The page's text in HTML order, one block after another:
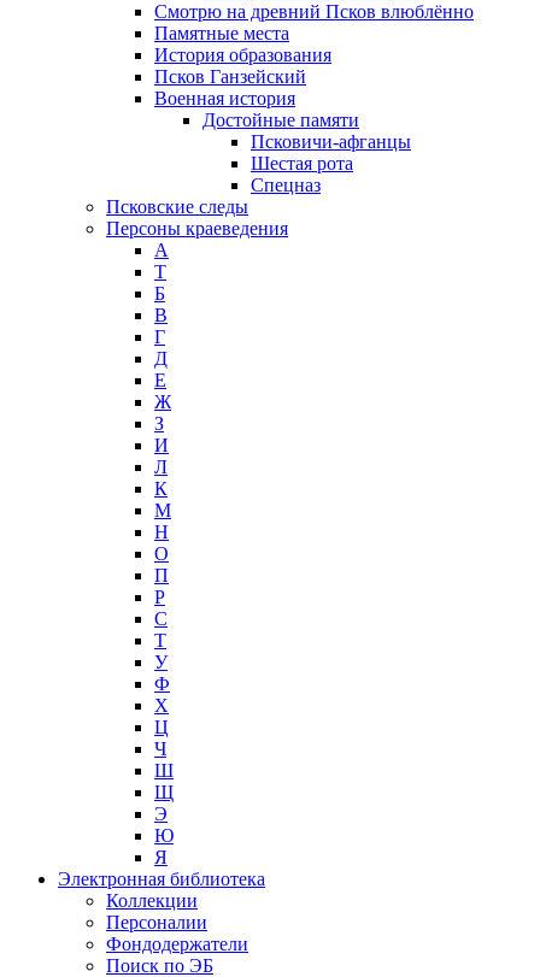
Смотрю на древний Псков влюблённо
Памятные места
История образования
Псков Ганзейский
Военная история
Достойные памяти
Псковичи-афганцы
Шестая рота
Спецназ
Псковские следы
Персоны краеведения
А
T
Б
В
Г
Д
Е
Ж
З
И
Л
К
М
Н
О
П
Р
С
Т
У
Ф
Х
Ц
Ч
Ш
Щ
Э
Ю
Я
Электронная библиотека
Коллекции
Персоналии
Фондодержатели
Поиск по ЭБ